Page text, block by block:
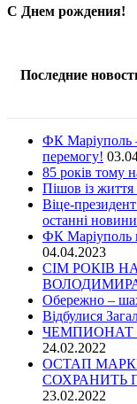
С Днем рождения!
Последние
ФК Маріуполь
перемогу!
85 років тому
Пішов із
Віце-
останні
ФК Маріуполь
04.04.2023
СІМ РОКІВ
Обережно –
Відбулися
ЧЕМПИОНАТ
24.02.2022
ОСТАП
СОХРАНИТЬ
23.02.2022